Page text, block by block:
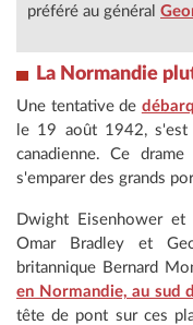
préféré au général
La Normandie
Une tentative de
le 19 août 1942,
canadienne. Ce
s'emparer des grands
Dwight Eisenhower et
Omar Bradley et
britannique Bernard
en Normandie, au sud
tête de pont sur ces